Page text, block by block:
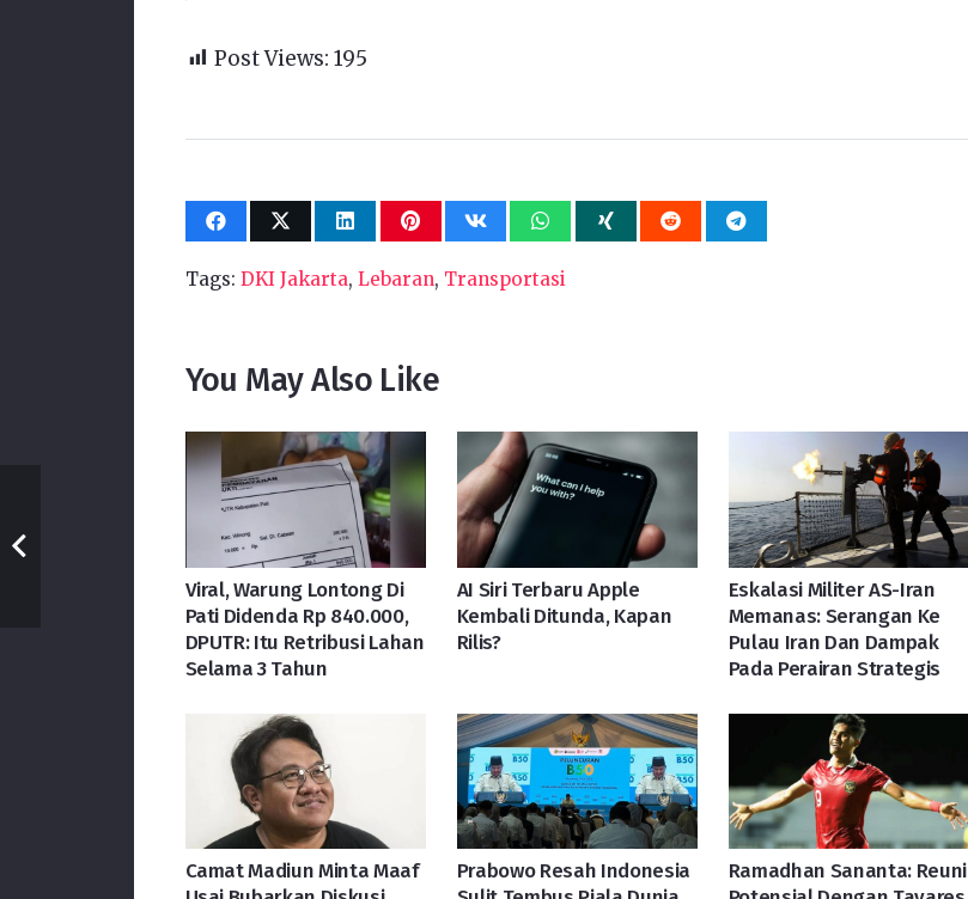
Post Views: 195
Tags: DKI Jakarta, Lebaran, Transportasi
You May Also Like
Viral, Warung Lontong Di
Pati Didenda Rp 840.000,
DPUTR: Itu Retribusi Lahan
Selama 3 Tahun
AI Siri Terbaru Apple
Kembali Ditunda, Kapan
Rilis?
Eskalasi Militer AS-Iran
Memanas: Serangan Ke
Pulau Iran Dan Dampak
Pada Perairan Strategis
Camat Madiun Minta Maaf
Prabowo Resah Indonesia
Ramadhan Sananta: Reuni